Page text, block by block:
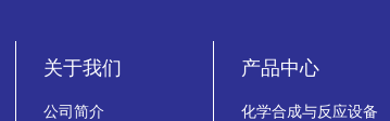
关于我们
公司简介
产品中心
化学合成与反应设备